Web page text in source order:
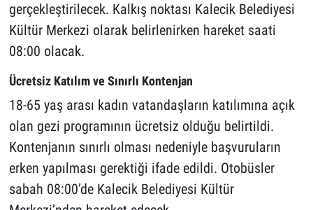
gerçekleştirilecek. Kalkış noktası Kalecik Belediyesi
Kültür Merkezi olarak belirlenirken hareket saati
08:00 olacak.
Ücretsiz Katılım ve Sınırlı Kontenjan
18-65 yaş arası kadın vatandaşların katılımına açık
olan gezi programının ücretsiz olduğu belirtildi.
Kontenjanın sınırlı olması nedeniyle başvuruların
erken yapılması gerektiği ifade edildi. Otobüsler
sabah 08:00’de Kalecik Belediyesi Kültür